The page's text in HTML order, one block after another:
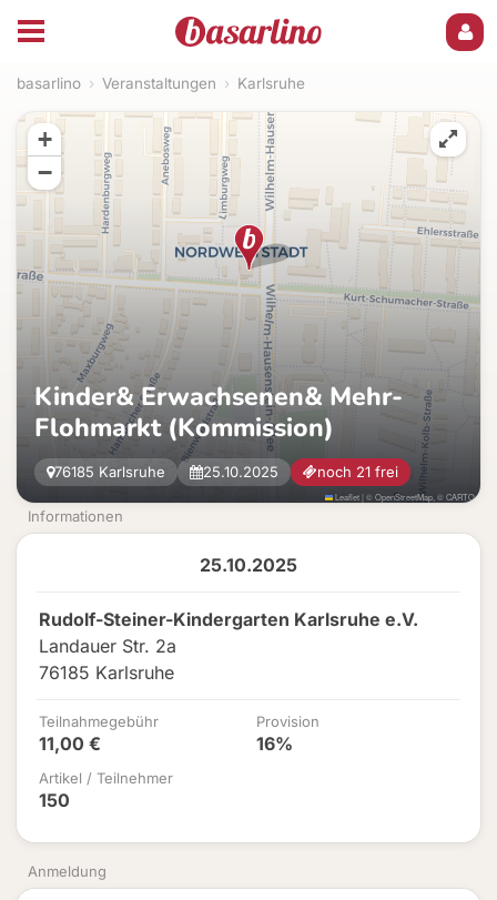
basarlino › Veranstaltungen › Karlsruhe
Informationen
Anmeldung
25.10.2025
Rudolf-Steiner-Kindergarten Karlsruhe e.V.
Landauer Str. 2a
76185 Karlsruhe
Teilnahmegebühr
11,00 €
Provision
16%
Artikel / Teilnehmer
150
Kinder& Erwachsenen& Mehr-
Flohmarkt (Kommission)
76185 Karlsruhe 25.10.2025 noch 21 frei
+
−
Leaflet|©OpenStreetMap , ©CARTO